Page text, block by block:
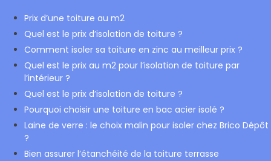
Prix d’une toiture au m2
Quel est le prix d’isolation de toiture ?
Comment isoler sa toiture en zinc au meilleur prix ?
Quel est le prix au m2 pour l’isolation de toiture par
l’intérieur ?
Quel est le prix d’isolation de toiture ?
Pourquoi choisir une toiture en bac acier isolé ?
Laine de verre : le choix malin pour isoler chez Brico Dépôt
?
Bien assurer l’étanchéité de la toiture terrasse